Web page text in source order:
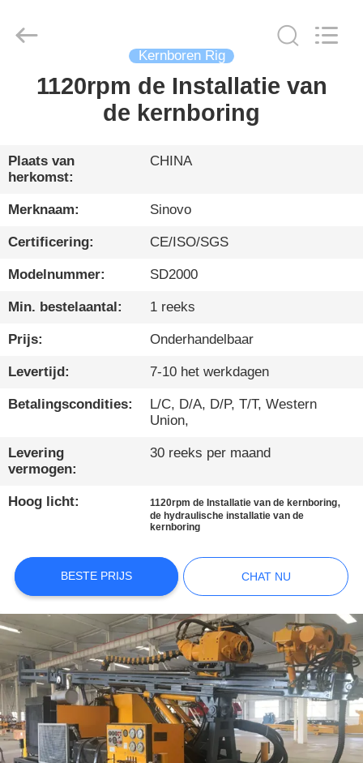
HUIS
VR-
SHOW
ONGEVEER
FABRIEKSREIS
KWALITEITSCONTROLE
CONTACTEER
ONS
COMPANY
NEWS
SITEMAP
PRIVACYBELEID
Heavy
Industry
Reserved.
Kernboren Rig
1120rpm de Installatie van
de kernboring
Plaats van
herkomst:
CHINA
Merknaam: Sinovo
Certificering: CE/ISO/SGS
Modelnummer: SD2000
Min. bestelaantal: 1 reeks
Prijs: Onderhandelbaar
Levertijd: 7-10 het werkdagen
Betalingscondities:
L/C, D/A, D/P, T/T, Western
Union,
Levering
vermogen:
30 reeks per maand
Hoog licht: 1120rpm de Installatie van de kernboring,
de hydraulische installatie van de
kernboring
BESTE PRIJS CHAT NU